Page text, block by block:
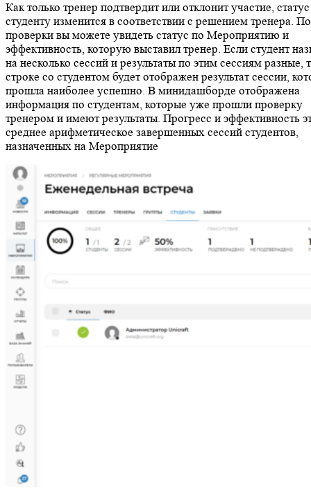
Как только тренер подтвердит или отклонит участие,
студенту изменится в соответствии с решением тренера.
проверки вы можете увидеть статус по Мероприятию и
эффективность, которую выставил тренер. Если студент
на несколько сессий и результаты по этим сессиям разные,
строке со студентом будет отображен результат сессии,
прошла наиболее успешно. В минидашборде отображена
информация по студентам, которые уже прошли проверку
тренером и имеют результаты. Прогресс и эффективность
среднее арифметическое завершенных сессий студентов,
назначенных на Мероприятие